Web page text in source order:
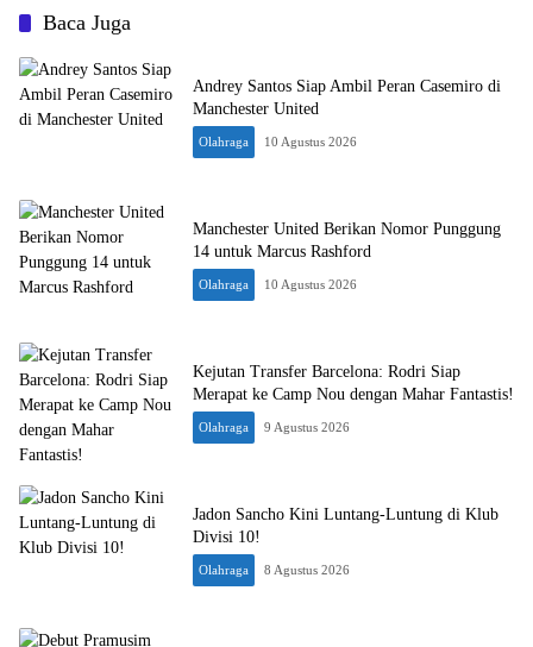
Baca Juga
Andrey Santos Siap Ambil Peran Casemiro di
Manchester United
Olahraga 10 Agustus 2026
Manchester United Berikan Nomor Punggung
14 untuk Marcus Rashford
Olahraga 10 Agustus 2026
Kejutan Transfer Barcelona: Rodri Siap
Merapat ke Camp Nou dengan Mahar Fantastis!
Olahraga 9 Agustus 2026
Jadon Sancho Kini Luntang-Luntung di Klub
Divisi 10!
Olahraga 8 Agustus 2026